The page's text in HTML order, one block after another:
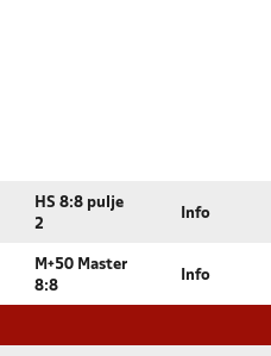
HS 8:8 pulje
2
Info
M+50 Master
8:8
Info